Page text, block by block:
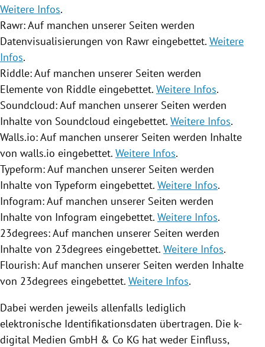
Weitere Infos.
Rawr: Auf manchen unserer Seiten werden
Datenvisualisierungen von Rawr eingebettet. Weitere
Infos.
Riddle: Auf manchen unserer Seiten werden
Elemente von Riddle eingebettet. Weitere Infos.
Soundcloud: Auf manchen unserer Seiten werden
Inhalte von Soundcloud eingebettet. Weitere Infos.
Walls.io: Auf manchen unserer Seiten werden Inhalte
von walls.io eingebettet. Weitere Infos.
Typeform: Auf manchen unserer Seiten werden
Inhalte von Typeform eingebettet. Weitere Infos.
Infogram: Auf manchen unserer Seiten werden
Inhalte von Infogram eingebettet. Weitere Infos.
23degrees: Auf manchen unserer Seiten werden
Inhalte von 23degrees eingebettet. Weitere Infos.
Flourish: Auf manchen unserer Seiten werden Inhalte
von 23degrees eingebettet. Weitere Infos.
Dabei werden jeweils allenfalls lediglich
elektronische Identifikationsdaten übertragen. Die k-
digital Medien GmbH & Co KG hat weder Einfluss,